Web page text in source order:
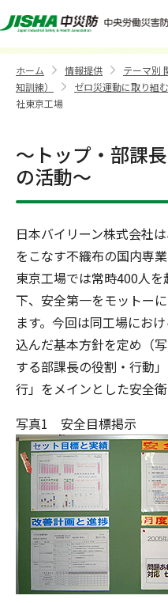
日本バイリーン株
ホーム >情報提供 >テーマ別
知訓練）
>ゼロ災運動に取り組
社東京工場
～トップ・部課
の活動～
日本バイリーン株式会社
をこなす不織布の国内専
東京工場では常時400人
下、安全第一をモットー
ます。今回は同工場にお
込んだ基本方針を定め（
する部課長の役割・行動
行」をメインとした安全
写真1 安全目標掲示